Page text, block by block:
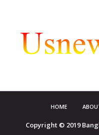
HOME
Copyright © 2019